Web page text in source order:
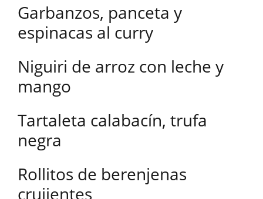
Garbanzos, panceta y
espinacas al curry
Niguiri de arroz con leche y
mango
Tartaleta calabacín, trufa
negra
Rollitos de berenjenas
crujientes